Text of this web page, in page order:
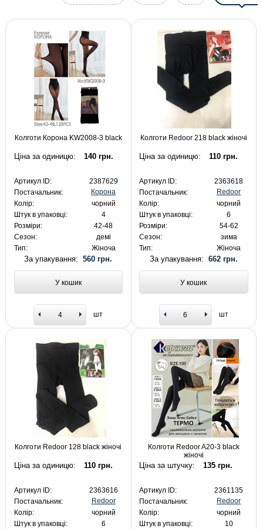
Колготи Корона KW2008-3 black
Ціна за одиницю: 140 грн.
Артикул ID:
2387629
Постачальник:
Корона
Колір:
чорний
Штук в упаковці:
4
Розміри:
42-48
Сезон:
демі
Тип:
Жіноча
За упакування:560 грн.
У кошик
шт
Колготи Redoor 218 black жіночі
Ціна за одиницю: 110 грн.
Артикул ID:
2363618
Постачальник:
Redoor
Колір:
чорний
Штук в упаковці:
6
Розміри:
54-62
Сезон:
зима
Тип:
Жіноча
За упакування: 662 грн.
У кошик
шт
Колготи Redoor 128 black жіночі
Ціна за одиницю: 110 грн.
Артикул ID:
2363616
Постачальник:
Redoor
Колір:
чорний
Штук в упаковці:
6
Колготи Redoor A20-3 black
жіночі
Ціна за штучку: 135 грн.
Артикул ID:
2361135
Постачальник:
Redoor
Колір:
чорний
Штук в упаковці:
10